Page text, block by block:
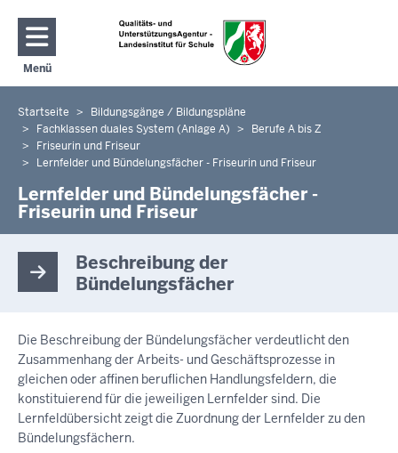
Direkt zum Inhalt
Menü
Navigation aktivieren/deaktivieren: Hauptmenü
Sie
befinden
sich
Startseite
Bildungsgänge / Bildungspläne
Fachklassen duales System (Anlage A)
Berufe A bis Z
Friseurin und Friseur
Lernfelder und Bündelungsfächer - Friseurin und Friseur
Lernfelder und Bündelungsfächer -
Friseurin und Friseur
Beschreibung der
Bündelungsfächer
Die Beschreibung der Bündelungsfächer verdeutlicht den
Zusammenhang der Arbeits- und Geschäftsprozesse in
gleichen oder affinen beruflichen Handlungsfeldern, die
konstituierend für die jeweiligen Lernfelder sind. Die
Lernfeldübersicht zeigt die Zuordnung der Lernfelder zu den
Bündelungsfächern.